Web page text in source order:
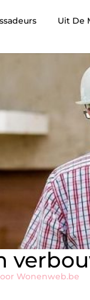
Uit De
Wonenweb.be